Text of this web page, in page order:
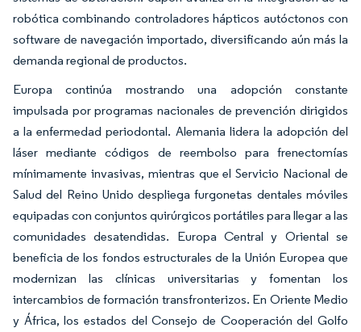
robótica combinando controladores hápticos autóctonos con
software de navegación importado, diversificando aún más la
demanda regional de productos.
Europa continúa mostrando una adopción constante
impulsada por programas nacionales de prevención dirigidos
a la enfermedad periodontal. Alemania lidera la adopción del
láser mediante códigos de reembolso para frenectomías
mínimamente invasivas, mientras que el Servicio Nacional de
Salud del Reino Unido despliega furgonetas dentales móviles
equipadas con conjuntos quirúrgicos portátiles para llegar a las
comunidades desatendidas. Europa Central y Oriental se
beneficia de los fondos estructurales de la Unión Europea que
modernizan las clínicas universitarias y fomentan los
intercambios de formación transfronterizos. En Oriente Medio
y África, los estados del Consejo de Cooperación del Golfo